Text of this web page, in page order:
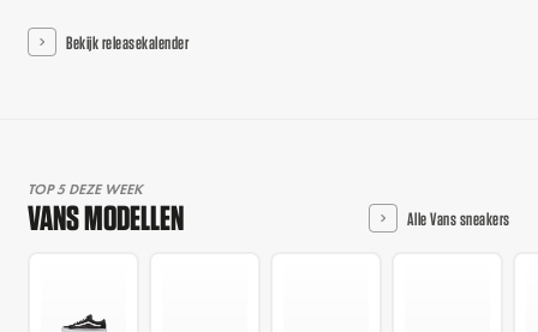
Bekijk releasekalender
TOP 5 DEZE WEEK
VANS MODELLEN Alle Vans sneakers